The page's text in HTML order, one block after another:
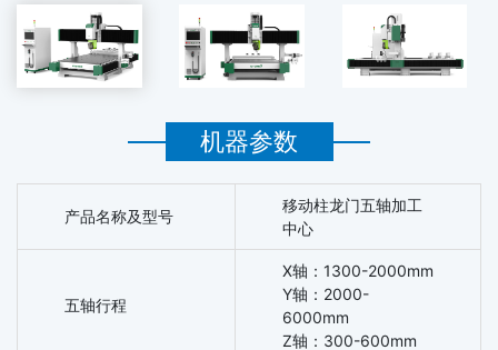
机器参数
产品名称及型号
移动柱龙门五轴加工
中心
五轴行程
X轴：1300-2000mm
Y轴：2000-
6000mm
Z轴：300-600mm